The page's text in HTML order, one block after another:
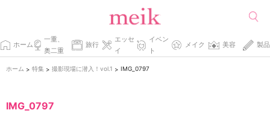
ホーム
一重、
奥二重
旅行
エッセ
イ
イベン
ト
メイク 美容 製品
ホーム > 特集 > 撮影現場に潜入！vol.1 > IMG_0797
IMG_0797